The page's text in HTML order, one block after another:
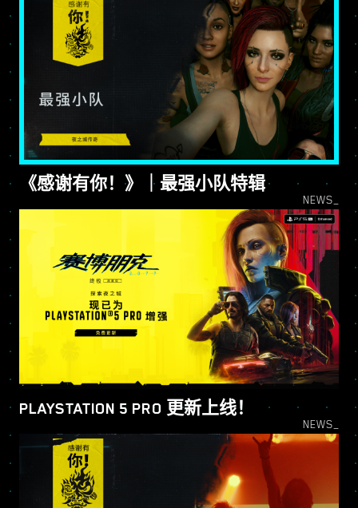
《感谢有你！》｜最强小队特辑
NEWS_
PLAYSTATION 5 PRO 更新上线！
NEWS_